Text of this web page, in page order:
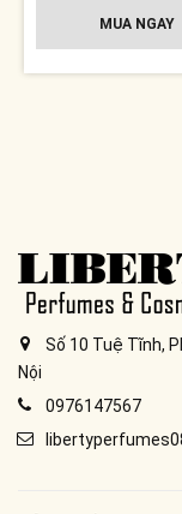
MUA NGAY
Số 10 Tuệ Tĩnh,
Nội
0976147567